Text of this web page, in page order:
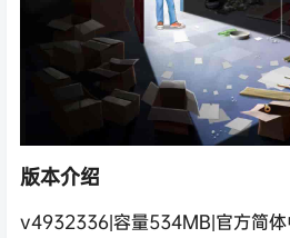
版本介绍
v4932336|容量534MB|官方简体